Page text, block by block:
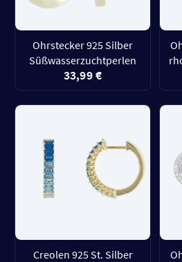
Ohrstecker 925 Silber
Süßwasserzuchtperlen
33,99 €
Creolen 925 St. Silber